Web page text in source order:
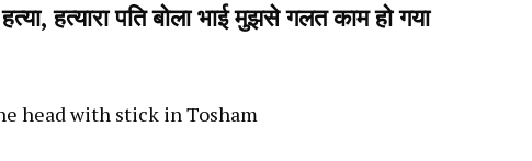
हत्यारा पति बोला भाई मुझसे गलत काम हो गया
head with stick in Tosham